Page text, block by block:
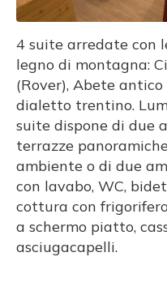
4 suite arredate con
legno di montagna:
(Rover), Abete antico
dialetto trentino.
suite dispone di due
terrazze
ambiente o di due
con lavabo, WC,
cottura con
a schermo piatto,
asciugacapelli.